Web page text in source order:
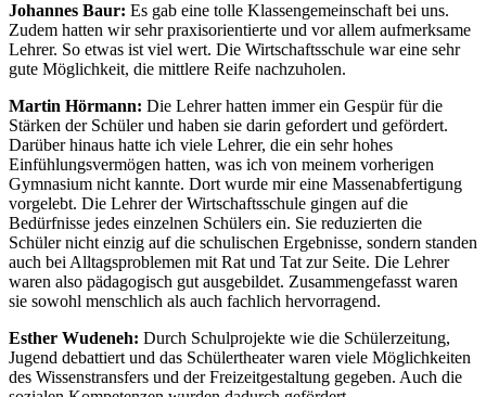
Johannes Baur: Es gab eine tolle Klassengemeinschaft bei uns.
Zudem hatten wir sehr praxisorientierte und vor allem aufmerksame
Lehrer. So etwas ist viel wert. Die Wirtschaftsschule war eine sehr
gute Möglichkeit, die mittlere Reife nachzuholen.
Martin Hörmann: Die Lehrer hatten immer ein Gespür für die
Stärken der Schüler und haben sie darin gefordert und gefördert.
Darüber hinaus hatte ich viele Lehrer, die ein sehr hohes
Einfühlungsvermögen hatten, was ich von meinem vorherigen
Gymnasium nicht kannte. Dort wurde mir eine Massenabfertigung
vorgelebt. Die Lehrer der Wirtschaftsschule gingen auf die
Bedürfnisse jedes einzelnen Schülers ein. Sie reduzierten die
Schüler nicht einzig auf die schulischen Ergebnisse, sondern standen
auch bei Alltagsproblemen mit Rat und Tat zur Seite. Die Lehrer
waren also pädagogisch gut ausgebildet. Zusammengefasst waren
sie sowohl menschlich als auch fachlich hervorragend.
Esther Wudeneh: Durch Schulprojekte wie die Schülerzeitung,
Jugend debattiert und das Schülertheater waren viele Möglichkeiten
des Wissenstransfers und der Freizeitgestaltung gegeben. Auch die